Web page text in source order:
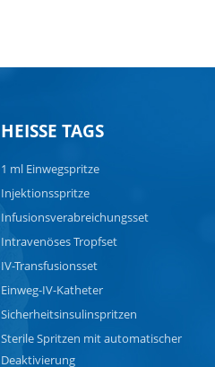
HEISSE TAGS
1 ml Einwegspritze
Injektionsspritze
Infusionsverabreichungsset
Intravenöses Tropfset
IV-Transfusionsset
Einweg-IV-Katheter
Sicherheitsinsulinspritzen
Sterile Spritzen mit automatischer
Deaktivierung